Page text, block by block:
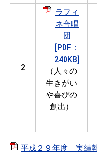
2
ラフィ
ネ合唱
団
[PDF：
240KB]
（人々の
生きがい
や喜びの
創出）
平成２９年度 実績